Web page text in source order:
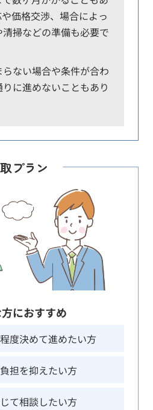
価格交渉、場合によっ
掃などの準備も必要で
ない場合や条件が合わ
に進めないこともあり
プラン
におすすめ
度決めて進めたい方
担を抑えたい方
て相談したい方